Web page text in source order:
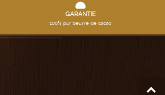
GARANTIE
100% pur beurre de cacao